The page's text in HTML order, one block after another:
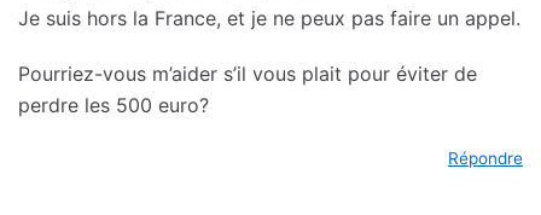
Je suis hors la France, et je ne peux pas faire un appel.
Pourriez-vous m’aider s’il vous plait pour éviter de
perdre les 500 euro?
Répondre